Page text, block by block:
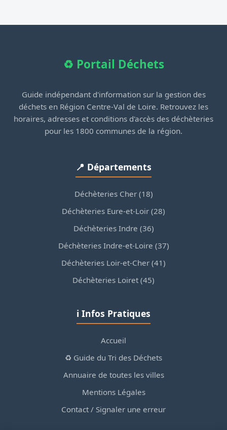
♻️ Portail Déchets
Guide indépendant d'information sur la gestion des
déchets en Région Centre-Val de Loire. Retrouvez les
horaires, adresses et conditions d'accès des déchèteries
pour les 1800 communes de la région.
📍 Départements
Déchèteries Cher (18)
Déchèteries Eure-et-Loir (28)
Déchèteries Indre (36)
Déchèteries Indre-et-Loire (37)
Déchèteries Loir-et-Cher (41)
Déchèteries Loiret (45)
ℹ️ Infos Pratiques
Accueil
♻️ Guide du Tri des Déchets
Annuaire de toutes les villes
Mentions Légales
Contact / Signaler une erreur